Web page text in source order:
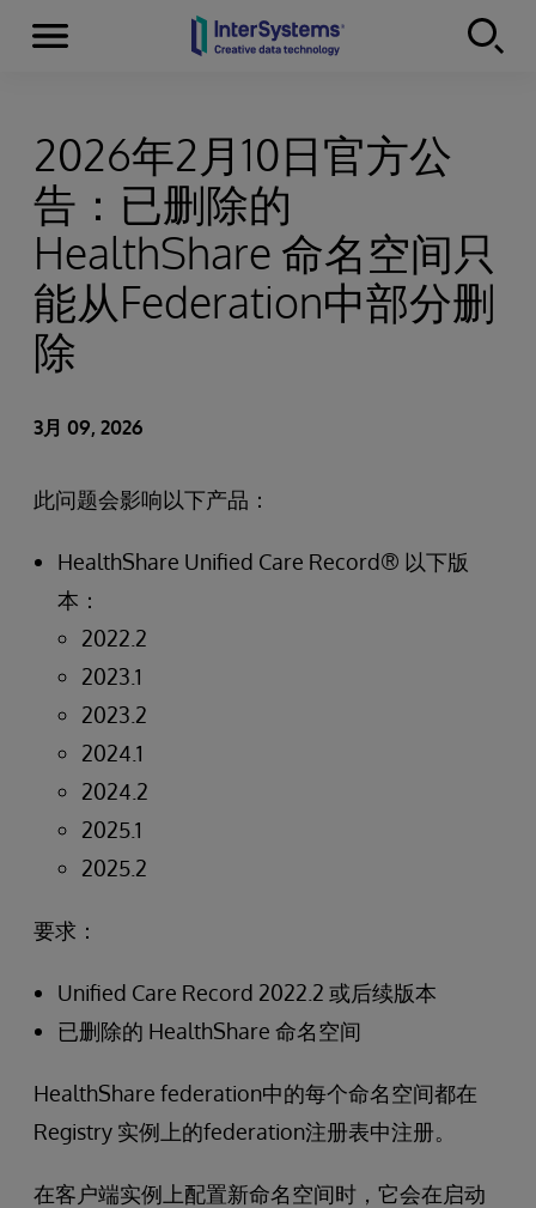
Skip to content
Menu
2026年2月10日官方公
告：已删除的
HealthShare 命名空间只
能从Federation中部分删
除
3月 09, 2026
此问题会影响以下产品：
HealthShare Unified Care Record® 以下版
本：
2022.2
2023.1
2023.2
2024.1
2024.2
2025.1
2025.2
要求：
Unified Care Record 2022.2 或后续版本
已删除的 HealthShare 命名空间
HealthShare federation中的每个命名空间都在
Registry 实例上的federation注册表中注册。
在客户端实例上配置新命名空间时，它会在启动